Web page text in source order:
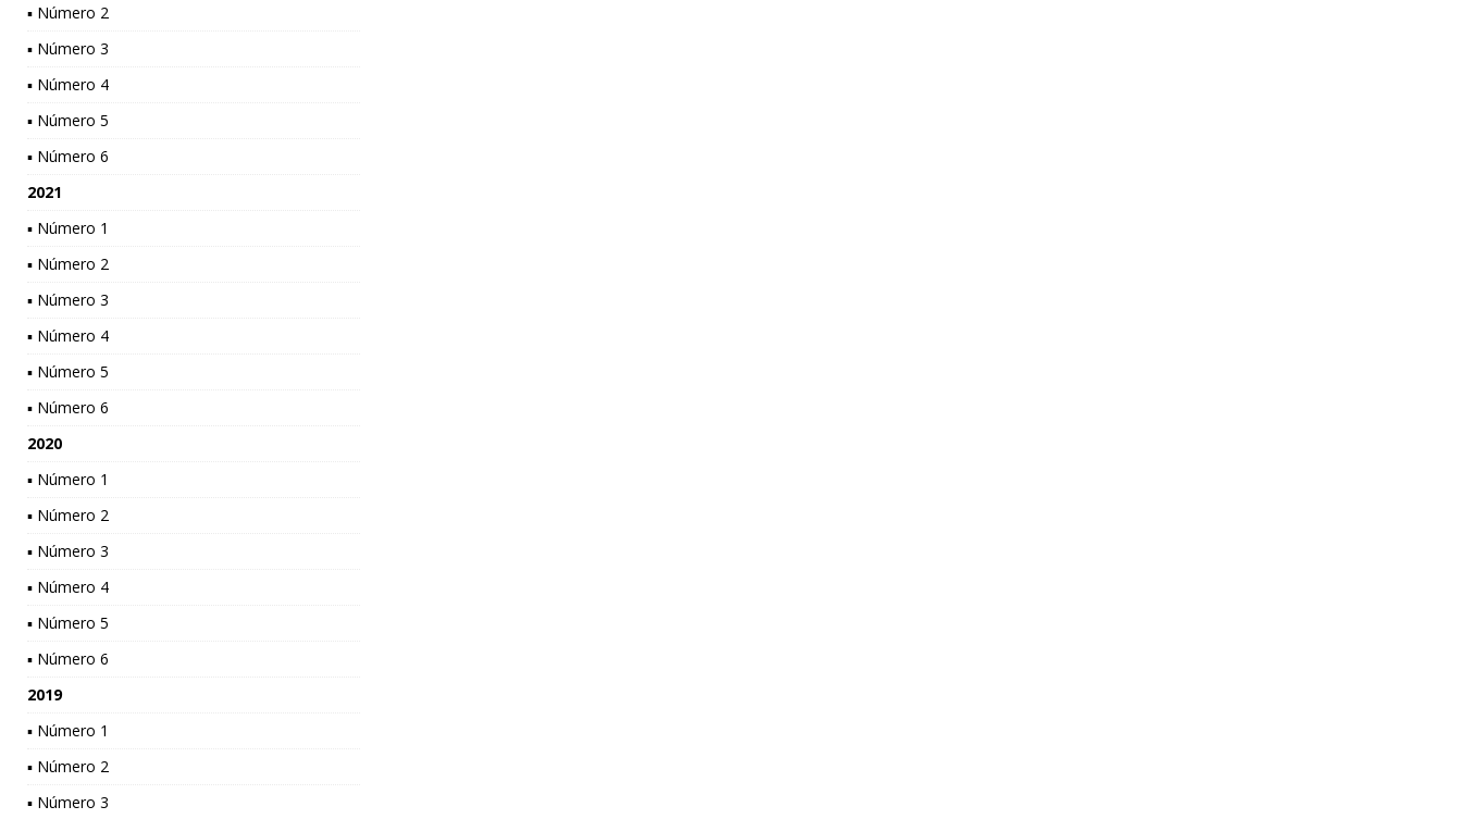
▪ Número 2
▪ Número 3
▪ Número 4
▪ Número 5
▪ Número 6
2021
▪ Número 1
▪ Número 2
▪ Número 3
▪ Número 4
▪ Número 5
▪ Número 6
2020
▪ Número 1
▪ Número 2
▪ Número 3
▪ Número 4
▪ Número 5
▪ Número 6
2019
▪ Número 1
▪ Número 2
▪ Número 3